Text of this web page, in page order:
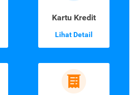
Kartu Kredit
Lihat Detail